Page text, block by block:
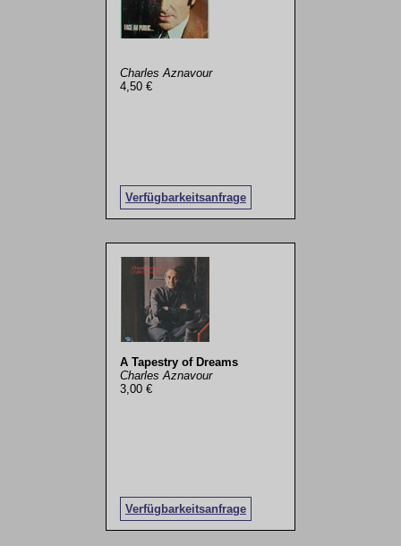
Charles Aznavour
4,50 €
Verfügbarkeitsanfrage
A Tapestry of Dreams
Charles Aznavour
3,00 €
Verfügbarkeitsanfrage